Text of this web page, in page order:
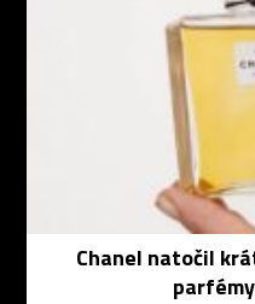
Chanel natočil